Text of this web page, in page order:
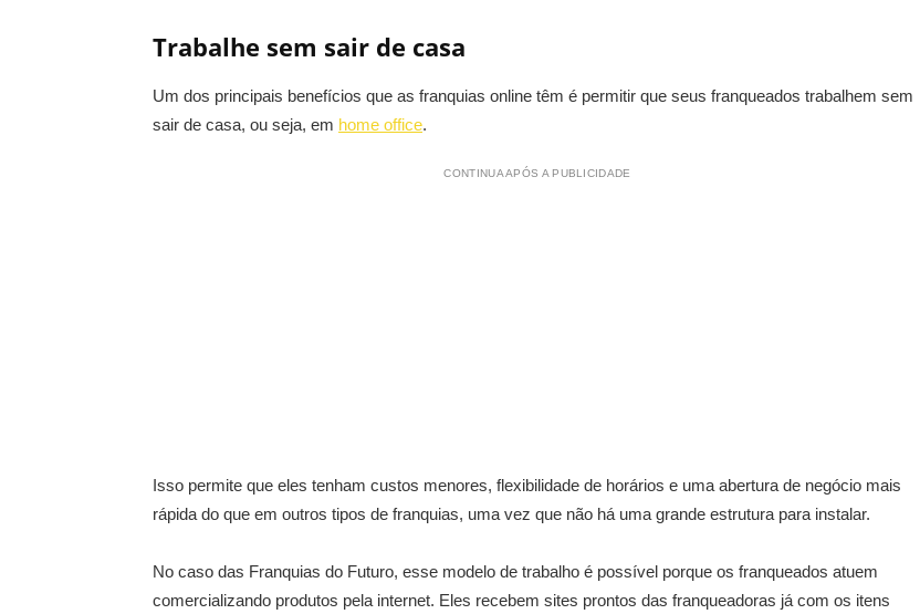
Trabalhe sem sair de casa
Um dos principais benefícios que as franquias online têm é permitir que seus franqueados trabalhem sem
sair de casa, ou seja, em home office.
CONTINUA APÓS A PUBLICIDADE
Isso permite que eles tenham custos menores, flexibilidade de horários e uma abertura de negócio mais
rápida do que em outros tipos de franquias, uma vez que não há uma grande estrutura para instalar.
No caso das Franquias do Futuro, esse modelo de trabalho é possível porque os franqueados atuem
comercializando produtos pela internet. Eles recebem sites prontos das franqueadoras já com os itens